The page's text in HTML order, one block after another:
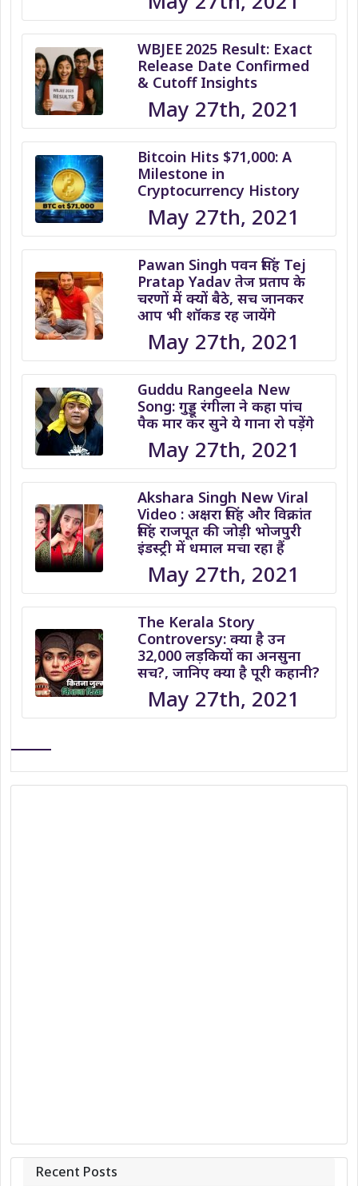
WBJEE 2025 Result: Exact
Release Date Confirmed
& Cutoff Insights
May 27th, 2021
Bitcoin Hits $71,000: A
Milestone in
Cryptocurrency History
May 27th, 2021
Pawan Singh पवन सिंह Tej
Pratap Yadav तेज प्रताप के
चरणों में क्यों बैठे, सच जानकर
आप भी शॉकड रह जायेंगे
May 27th, 2021
Guddu Rangeela New
Song: गुड्डू रंगीला ने कहा पांच
पैक मार कर सुने ये गाना रो पड़ेंगे
May 27th, 2021
Akshara Singh New Viral
Video : अक्षरा सिंह और विक्रांत
सिंह राजपूत की जोड़ी भोजपुरी
इंडस्ट्री में धमाल मचा रहा हैं
May 27th, 2021
The Kerala Story
Controversy: क्या है उन
32,000 लड़कियों का अनसुना
सच?, जानिए क्या है पूरी कहानी?
May 27th, 2021
Recent Posts